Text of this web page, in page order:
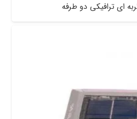
ای ترافیکی دو طرفه